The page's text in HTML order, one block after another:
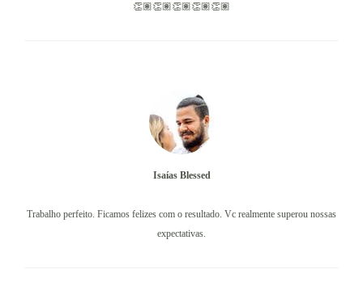
👏🏽👏🏽👏🏽👏🏽👏🏽
Trabalho perfeito. Ficamos felizes com o resultado. Vc realmente superou nossas
expectativas.
Isaías Blessed